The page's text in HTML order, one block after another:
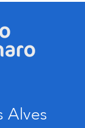
Alves